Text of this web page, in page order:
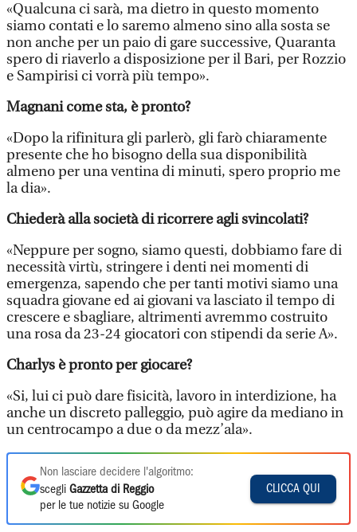
«Qualcuna ci sarà, ma dietro in questo momento
siamo contati e lo saremo almeno sino alla sosta se
non anche per un paio di gare successive, Quaranta
spero di riaverlo a disposizione per il Bari, per Rozzio
e Sampirisi ci vorrà più tempo».
Magnani come sta, è pronto?
«Dopo la rifinitura gli parlerò, gli farò chiaramente
presente che ho bisogno della sua disponibilità
almeno per una ventina di minuti, spero proprio me
la dia».
Chiederà alla società di ricorrere agli svincolati?
«Neppure per sogno, siamo questi, dobbiamo fare di
necessità virtù, stringere i denti nei momenti di
emergenza, sapendo che per tanti motivi siamo una
squadra giovane ed ai giovani va lasciato il tempo di
crescere e sbagliare, altrimenti avremmo costruito
una rosa da 23-24 giocatori con stipendi da serie A».
Charlys è pronto per giocare?
«Si, lui ci può dare fisicità, lavoro in interdizione, ha
anche un discreto palleggio, può agire da mediano in
un centrocampo a due o da mezz’ala».
Non lasciare decidere l'algoritmo:
scegli Gazzetta di Reggio
per le tue notizie su Google
CLICCA QUI